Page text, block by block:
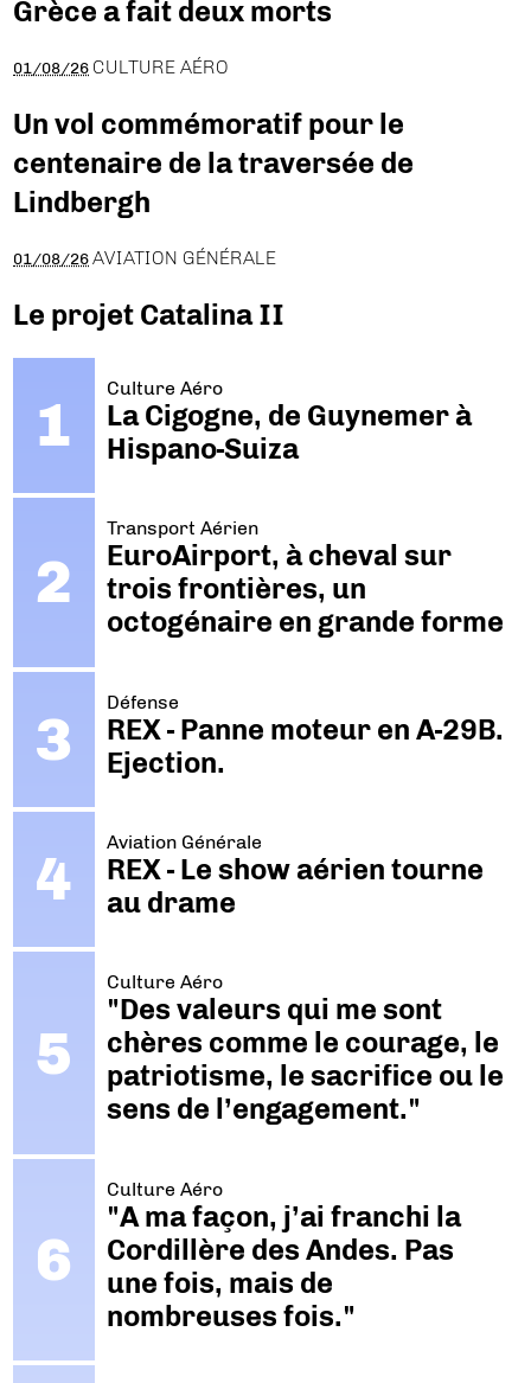
Grèce a fait deux morts
01/08/26 CULTURE AÉRO
Un vol commémoratif pour le
centenaire de la traversée de
Lindbergh
01/08/26 AVIATION GÉNÉRALE
Le projet Catalina II
Culture Aéro
La Cigogne, de Guynemer à
Hispano-Suiza
Transport Aérien
EuroAirport, à cheval sur
trois frontières, un
octogénaire en grande forme
Défense
REX - Panne moteur en A-29B.
Ejection.
Aviation Générale
REX - Le show aérien tourne
au drame
Culture Aéro
"Des valeurs qui me sont
chères comme le courage, le
patriotisme, le sacrifice ou le
sens de l’engagement."
Culture Aéro
"A ma façon, j’ai franchi la
Cordillère des Andes. Pas
une fois, mais de
nombreuses fois."